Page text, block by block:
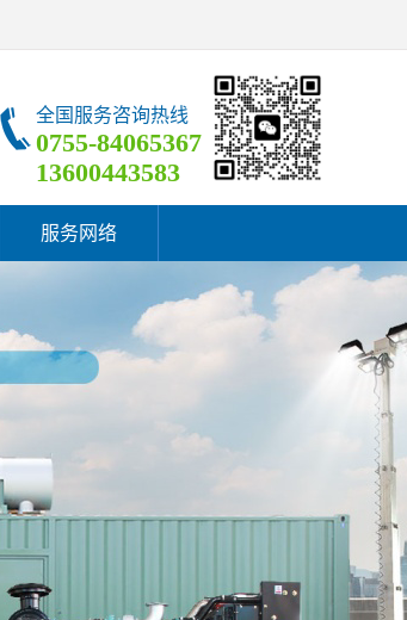
全国服务咨询热线
0755-84065367
13600443583
服务网络